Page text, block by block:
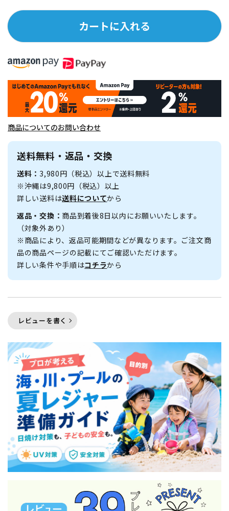
カートに入れる
商品についてのお問い合わせ
送料無料・返品・交換
送料：3,980円（税込）以上で送料無料
※沖縄は9,800円（税込）以上
詳しい送料は送料についてから
返品・交換： 商品到着後8日以内にお願いいたします。
（対象外あり）
※商品により、返品可能期間などが異なります。ご注文商
品の商品ページの記載にてご確認いただけます。
詳しい条件や手順はコチラから
レビューを書く